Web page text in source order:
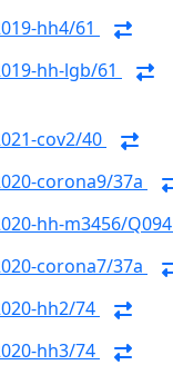
hh4/61
hh-lgb/61
cov2/40
corona9/37a
hh-m3456/Q094
corona7/37a
hh2/74
hh3/74